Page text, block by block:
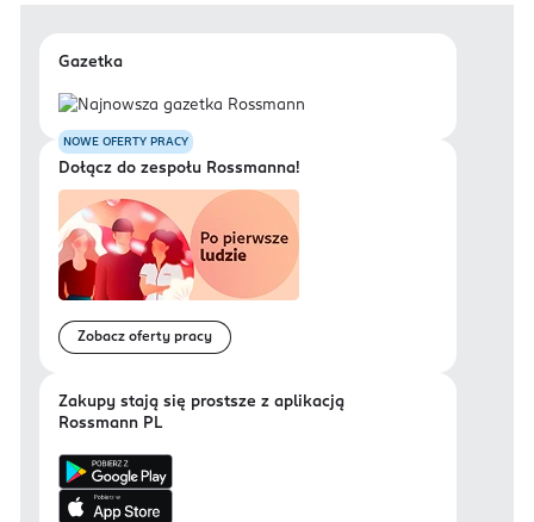
Gazetka
NOWE OFERTY PRACY
Dołącz do zespołu Rossmanna!
Zobacz oferty pracy
Zakupy stają się prostsze z aplikacją
Rossmann PL